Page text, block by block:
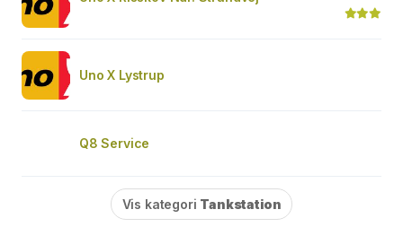
Uno X Lystrup
Q8 Service
Vis kategori Tankstation